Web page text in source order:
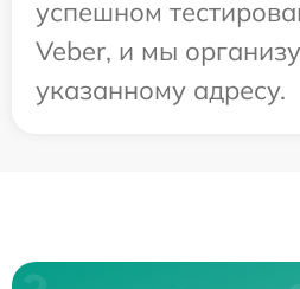
успешном
Veber, и мы
указанному адресу.